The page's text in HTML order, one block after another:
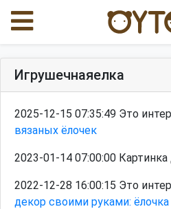
Игрушечнаяелка
2025-12-15 07:35:49 Это
вязаных ёлочек
2023-01-14 07:00:00 Картинка
2022-12-28 16:00:15 Это
декор своими руками: